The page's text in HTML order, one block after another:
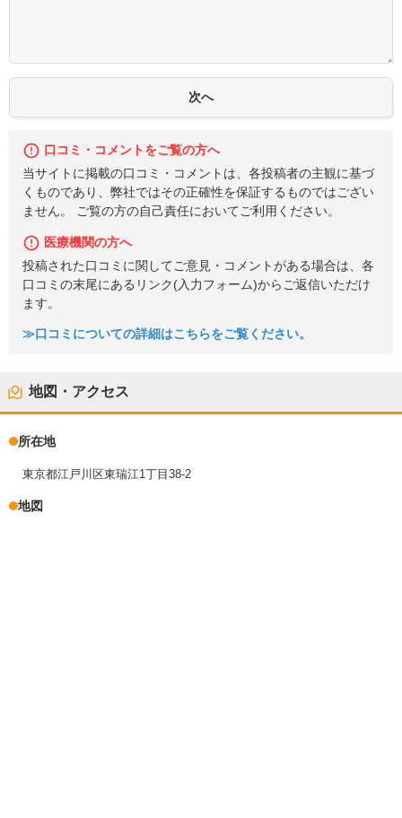
口コミ・コメントをご覧の方へ
当サイトに掲載の口コミ・コメントは、各投稿者の主観に基づ
くものであり、弊社ではその正確性を保証するものではござい
ません。 ご覧の方の自己責任においてご利用ください。
医療機関の方へ
投稿された口コミに関してご意見・コメントがある場合は、各
口コミの末尾にあるリンク(入力フォーム)からご返信いただけ
ます。
≫口コミについての詳細はこちらをご覧ください。
地図・アクセス
所在地
東京都江戸川区東瑞江1丁目38-2
地図